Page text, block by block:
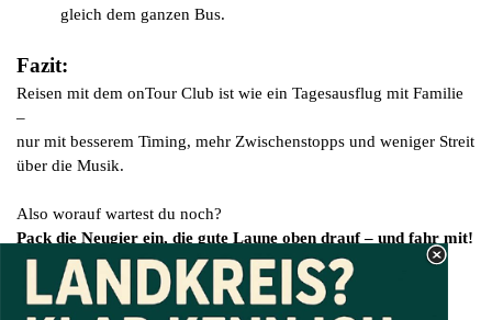
gleich dem ganzen Bus.
Fazit:
Reisen mit dem onTour Club ist wie ein Tagesausflug mit Familie
–
nur mit besserem Timing, mehr Zwischenstopps und weniger Streit
über die Musik.
Also worauf wartest du noch?
Pack die Neugier ein, die gute Laune oben drauf – und fahr mit!
Wir reservieren schon mal deinen Lieblingsplatz im Bus –
Fensterplatz, vorne links bei den Quasslern oder hinten bei der